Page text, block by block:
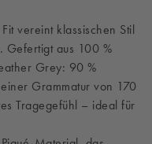
vereint klassischen Stil
Gefertigt aus 100 %
Grey: 90 %
Grammatur von 170
Tragegefühl – ideal für